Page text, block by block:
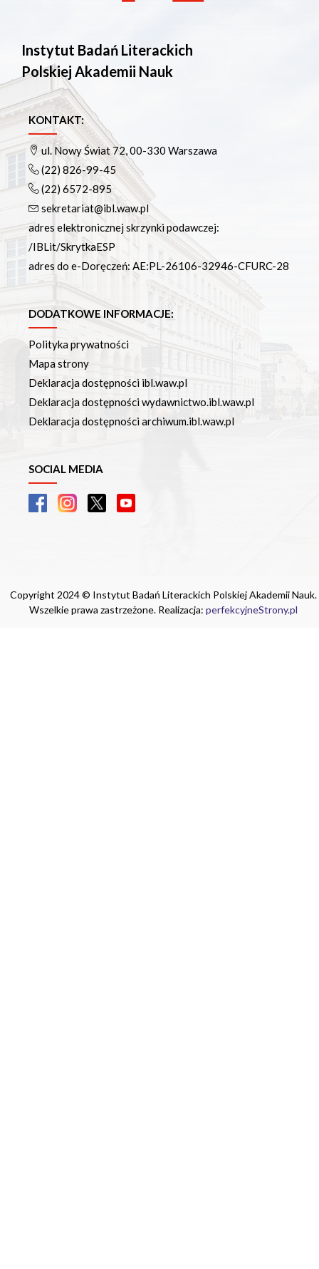
Instytut Badań Literackich
Polskiej Akademii Nauk
KONTAKT:
ul. Nowy Świat 72, 00-330 Warszawa
(22) 826-99-45
(22) 6572-895
sekretariat@ibl.waw.pl
adres elektronicznej skrzynki podawczej:
/IBLit/SkrytkaESP
adres do e-Doręczeń: AE:PL-26106-32946-CFURC-28
DODATKOWE INFORMACJE:
Polityka prywatności
Mapa strony
Deklaracja dostępności ibl.waw.pl
Deklaracja dostępności wydawnictwo.ibl.waw.pl
Deklaracja dostępności archiwum.ibl.waw.pl
SOCIAL MEDIA
Copyright 2024 © Instytut Badań Literackich Polskiej Akademii Nauk.
Wszelkie prawa zastrzeżone. Realizacja: perfekcyjneStrony.pl